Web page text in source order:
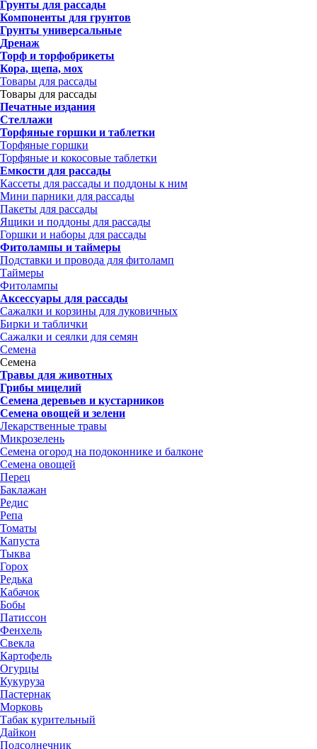
Грунты для рассады
Компоненты для грунтов
Грунты универсальные
Дренаж
Торф и торфобрикеты
Кора, щепа, мох
Товары для рассады
Товары для рассады
Печатные издания
Стеллажи
Торфяные горшки и таблетки
Торфяные горшки
Торфяные и кокосовые таблетки
Емкости для рассады
Кассеты для рассады и поддоны к ним
Мини парники для рассады
Пакеты для рассады
Ящики и поддоны для рассады
Горшки и наборы для рассады
Фитолампы и таймеры
Подставки и провода для фитоламп
Таймеры
Фитолампы
Аксессуары для рассады
Сажалки и корзины для луковичных
Бирки и таблички
Сажалки и сеялки для семян
Семена
Семена
Травы для животных
Грибы мицелий
Семена деревьев и кустарников
Семена овощей и зелени
Лекарственные травы
Микрозелень
Семена огород на подоконнике и балконе
Семена овощей
Перец
Баклажан
Редис
Репа
Томаты
Капуста
Тыква
Горох
Редька
Кабачок
Бобы
Патиссон
Фенхель
Свекла
Картофель
Огурцы
Кукуруза
Пастернак
Морковь
Табак курительный
Дайкон
Подсолнечник